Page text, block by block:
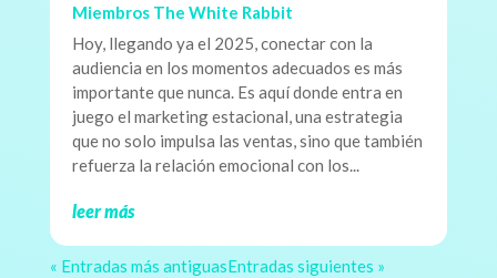
Miembros The White Rabbit
Hoy, llegando ya el 2025, conectar con la
audiencia en los momentos adecuados es más
importante que nunca. Es aquí donde entra en
juego el marketing estacional, una estrategia
que no solo impulsa las ventas, sino que también
refuerza la relación emocional con los...
leer más
« Entradas más antiguasEntradas siguientes »